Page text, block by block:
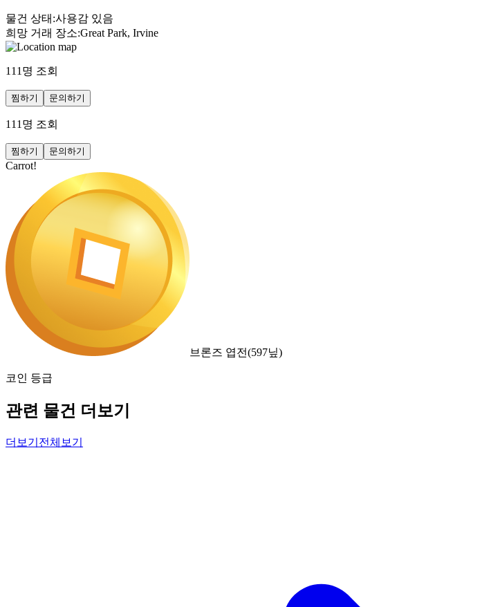
물건 상태 :사용감 있음
희망 거래 장소:Great Park, Irvine
111 명 조회
찜하기 문의하기
111 명 조회
찜하기 문의하기
Carrot!
브론즈 엽전(597닢)
코인 등급
관련 물건 더보기
더보기 전체보기